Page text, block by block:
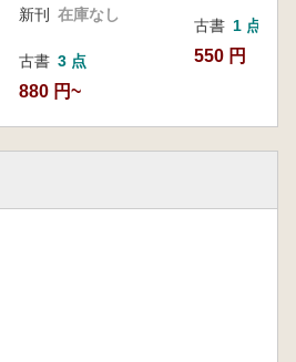
新刊 在庫なし
古書 3 点
880 円~
古書 1 点
550 円